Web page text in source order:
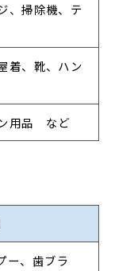
、掃除機、テ
着、靴、ハン
用品 など
ー、歯ブラ